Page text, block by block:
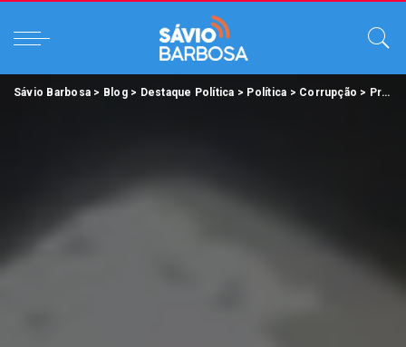
Sávio Barbosa > Blog> Destaque Política > Política > Corrupção > Prefeito de Salinópolis é apontado em esquema de corrupção que derrubou Ministro da Educação.